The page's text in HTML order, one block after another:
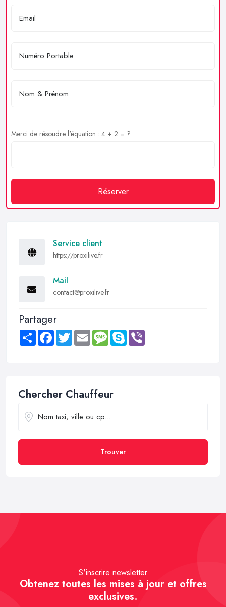
Merci de résoudre l'équation : 4 + 2 = ?
Réserver
Service client
https://proxilive.fr
Mail
contact@proxilive.fr
Partager
Share FacebookTwitter Email MessageSkype
Chercher Chauffeur
Trouver
S'inscrire newsletter
Obtenez toutes les mises à jour et offres
exclusives.